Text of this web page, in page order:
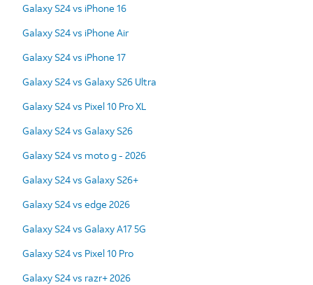
Galaxy S24 vs iPhone 16
Galaxy S24 vs iPhone Air
Galaxy S24 vs iPhone 17
Galaxy S24 vs Galaxy S26 Ultra
Galaxy S24 vs Pixel 10 Pro XL
Galaxy S24 vs Galaxy S26
Galaxy S24 vs moto g - 2026
Galaxy S24 vs Galaxy S26+
Galaxy S24 vs edge 2026
Galaxy S24 vs Galaxy A17 5G
Galaxy S24 vs Pixel 10 Pro
Galaxy S24 vs razr+ 2026